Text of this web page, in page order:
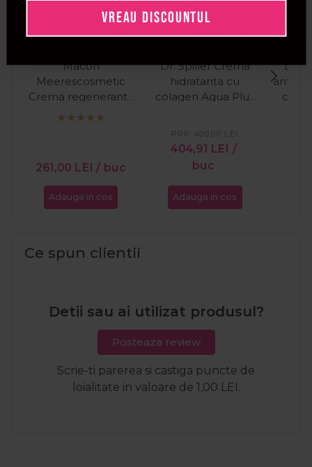
Macon
Meerescosmetic
Crema regeneranta
cu colagen pentru
261,00 LEI / buc
Adauga in cos
Dr. Spiller Crema
hidratanta cu
colagen Aqua Plus
404,91 LEI /
buc
PRP: 409,00 LEI
Adauga in cos
Dr.
antirid
Ce spun clientii
Detii sau ai utilizat produsul?
Posteaza review
Scrie-ti parerea si castiga puncte de
loialitate in valoare de 1,00 LEI.
VREAU DISCOUNTUL